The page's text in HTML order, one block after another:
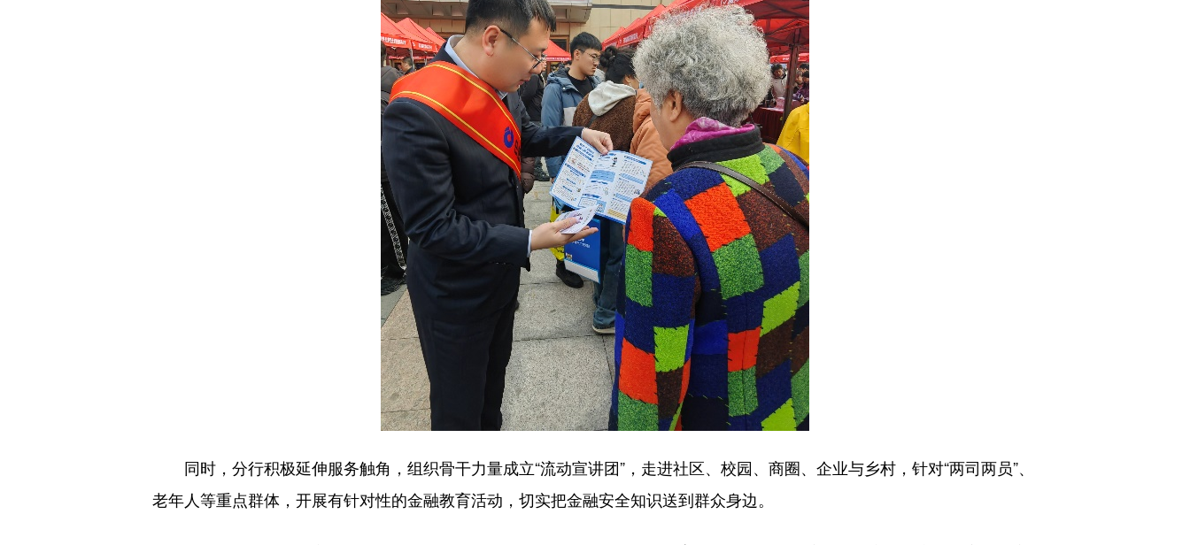
同时，分行积极延伸服务触角，组织骨干力量成立“流动宣讲团”，走进社区、校园、商圈、企业与乡村，针对“两司两员”、
老年人等重点群体，开展有针对性的金融教育活动，切实把金融安全知识送到群众身边。